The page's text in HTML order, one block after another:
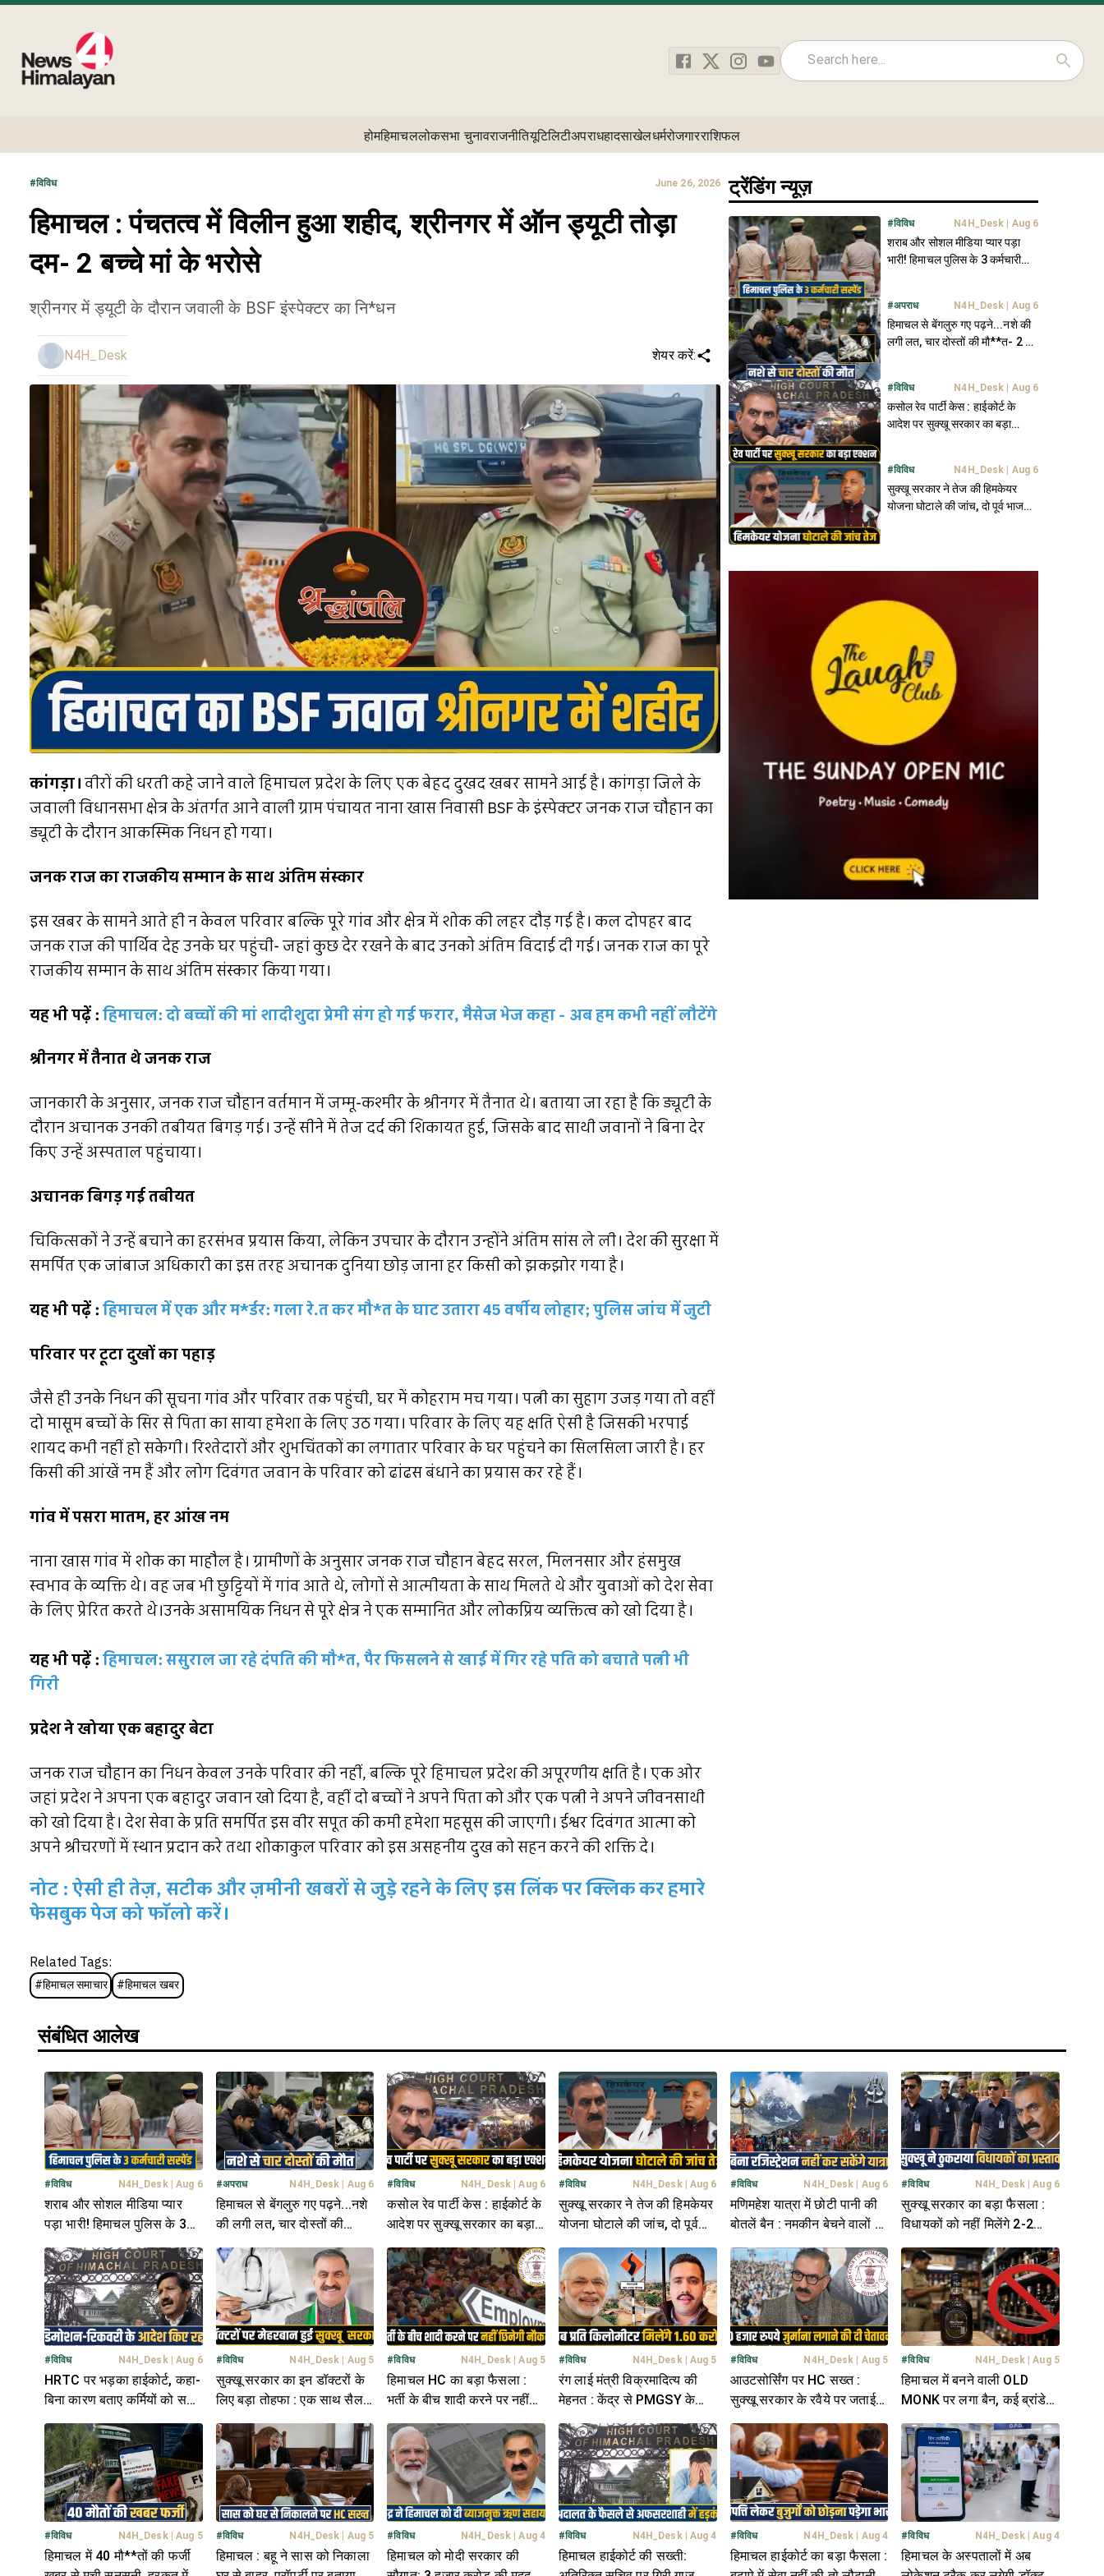
होमहिमाचललोकसभा चुनावराजनीतियूटिलिटीअपराधहादसाखेलधर्मरोजगारराशिफल
#विविध June 26, 2026
हिमाचल : पंचतत्व में विलीन हुआ शहीद, श्रीनगर में ऑन ड्यूटी तोड़ा
दम- 2 बच्चे मां के भरोसे
श्रीनगर में ड्यूटी के दौरान जवाली के BSF इंस्पेक्टर का नि*धन
N4H_Desk शेयर करें:
कांगड़ा।वीरों की धरती कहे जाने वाले हिमाचल प्रदेश के लिए एक बेहद दुखद खबर सामने आई है। कांगड़ा जिले के
जवाली विधानसभा क्षेत्र के अंतर्गत आने वाली ग्राम पंचायत नाना खास निवासी BSF के इंस्पेक्टर जनक राज चौहान का
ड्यूटी के दौरान आकस्मिक निधन हो गया।
जनक राज का राजकीय सम्मान के साथ अंतिम संस्कार
इस खबर के सामने आते ही न केवल परिवार बल्कि पूरे गांव और क्षेत्र में शोक की लहर दौड़ गई है। कल दोपहर बाद
जनक राज की पार्थिव देह उनके घर पहुंची- जहां कुछ देर रखने के बाद उनको अंतिम विदाई दी गई। जनक राज का पूरे
राजकीय सम्मान के साथ अंतिम संस्कार किया गया।
यह भी पढ़ें :हिमाचल: दो बच्चों की मां शादीशुदा प्रेमी संग हो गई फरार, मैसेज भेज कहा - अब हम कभी नहीं लौटेंगे
श्रीनगर में तैनात थे जनक राज
जानकारी के अनुसार, जनक राज चौहान वर्तमान में जम्मू-कश्मीर के श्रीनगर में तैनात थे। बताया जा रहा है कि ड्यूटी के
दौरान अचानक उनकी तबीयत बिगड़ गई। उन्हें सीने में तेज दर्द की शिकायत हुई, जिसके बाद साथी जवानों ने बिना देर
किए उन्हें अस्पताल पहुंचाया।
अचानक बिगड़ गई तबीयत
चिकित्सकों ने उन्हें बचाने का हरसंभव प्रयास किया, लेकिन उपचार के दौरान उन्होंने अंतिम सांस ले ली। देश की सुरक्षा में
समर्पित एक जांबाज अधिकारी का इस तरह अचानक दुनिया छोड़ जाना हर किसी को झकझोर गया है।
यह भी पढ़ें :हिमाचल में एक और म*र्डर: गला रे.त कर मौ*त के घाट उतारा 45 वर्षीय लोहार; पुलिस जांच में जुटी
परिवार पर टूटा दुखों का पहाड़
जैसे ही उनके निधन की सूचना गांव और परिवार तक पहुंची, घर में कोहराम मच गया। पत्नी का सुहाग उजड़ गया तो वहीं
दो मासूम बच्चों के सिर से पिता का साया हमेशा के लिए उठ गया। परिवार के लिए यह क्षति ऐसी है जिसकी भरपाई
शायद कभी नहीं हो सकेगी। रिश्तेदारों और शुभचिंतकों का लगातार परिवार के घर पहुंचने का सिलसिला जारी है। हर
किसी की आंखें नम हैं और लोग दिवंगत जवान के परिवार को ढांढस बंधाने का प्रयास कर रहे हैं।
गांव में पसरा मातम, हर आंख नम
नाना खास गांव में शोक का माहौल है। ग्रामीणों के अनुसार जनक राज चौहान बेहद सरल, मिलनसार और हंसमुख
स्वभाव के व्यक्ति थे। वह जब भी छुट्टियों में गांव आते थे, लोगों से आत्मीयता के साथ मिलते थे और युवाओं को देश सेवा
के लिए प्रेरित करते थे।उनके असामयिक निधन से पूरे क्षेत्र ने एक सम्मानित और लोकप्रिय व्यक्तित्व को खो दिया है।
यह भी पढ़ें :हिमाचल: ससुराल जा रहे दंपति की मौ*त, पैर फिसलने से खाई में गिर रहे पति को बचाते पत्नी भी
गिरी
प्रदेश ने खोया एक बहादुर बेटा
जनक राज चौहान का निधन केवल उनके परिवार की नहीं, बल्कि पूरे हिमाचल प्रदेश की अपूरणीय क्षति है। एक ओर
जहां प्रदेश ने अपना एक बहादुर जवान खो दिया है, वहीं दो बच्चों ने अपने पिता को और एक पत्नी ने अपने जीवनसाथी
को खो दिया है। देश सेवा के प्रति समर्पित इस वीर सपूत की कमी हमेशा महसूस की जाएगी। ईश्वर दिवंगत आत्मा को
अपने श्रीचरणों में स्थान प्रदान करे तथा शोकाकुल परिवार को इस असहनीय दुख को सहन करने की शक्ति दे।
नोट : ऐसी ही तेज़, सटीक और ज़मीनी खबरों से जुड़े रहने के लिए इस लिंक पर क्लिक कर हमारे
फेसबुक पेज को फॉलो करें।
Related Tags:
#हिमाचल समाचार #हिमाचल खबर
ट्रेंडिंग न्यूज़
#विविध N4H_Desk Aug 6
शराब और सोशल मीडिया प्यार पड़ा
भारी! हिमाचल पुलिस के 3 कर्मचारी
#अपराध N4H_Desk Aug 6
हिमाचल से बेंगलुरु गए पढ़ने...नशे की
लगी लत, चार दोस्तों की मौ**त- 2 को
#विविध N4H_Desk Aug 6
कसोल रेव पार्टी केस : हाईकोर्ट के
आदेश पर सुक्खू सरकार का बड़ा
#विविध N4H_Desk Aug 6
सुक्खू सरकार ने तेज की हिमकेयर
योजना घोटाले की जांच, दो पूर्व भाजपा
संबंधित आलेख
#विविध N4H_Desk| Aug 6
शराब और सोशल मीडिया प्यार
पड़ा भारी! हिमाचल पुलिस के 3
कर्मचारी सस्पेंड; बैठाई जांच
#अपराध N4H_Desk Aug 6
हिमाचल से बेंगलुरु गए पढ़ने...नशे
की लगी लत, चार दोस्तों की
मौ**त- 2 को परिवार ने बचाया
#विविध N4H_Desk Aug 6
कसोल रेव पार्टी केस : हाईकोर्ट के
आदेश पर सुक्खू सरकार का बड़ा
एक्शन- बदल डाले DC-SP
#विविध N4H_Desk| Aug 6
सुक्खू सरकार ने तेज की हिमकेयर
योजना घोटाले की जांच, दो पूर्व
भाजपा मंत्रियों के खंगाले जा रहे
रिकॉर्ड
#विविध N4H_Desk Aug 6
मणिमहेश यात्रा में छोटी पानी की
बोतलें बैन : नमकीन बेचने वालों की
भी लगेगी 'क्लास'
#विविध N4H_Desk Aug 6
सुक्खू सरकार का बड़ा फैसला :
विधायकों को नहीं मिलेंगे 2-2
PSO, फिजूलखर्ची बता टाली बात
#विविध N4H_Desk| Aug 6
HRTC पर भड़का हाईकोर्ट, कहा-
बिना कारण बताए कर्मियों को सजा
देना गलत; डिमोशन पर भी रोक
#विविध N4H_Desk Aug 5
सुक्खू सरकार का इन डॉक्टरों के
लिए बड़ा तोहफा : एक साथ सैलरी
में बढ़ाए 26,340 रुपये
#विविध N4H_Desk Aug 5
हिमाचल HC का बड़ा फैसला :
भर्ती के बीच शादी करने पर नहीं
जाएगी नौकरी, आरक्षण भी मिलेगा
#विविध N4H_Desk| Aug 5
रंग लाई मंत्री विक्रमादित्य की
मेहनत : केंद्र से PMGSY के
बजट में बड़ा इजाफा- मिलेंगे 2247
करोड़
#विविध N4H_Desk Aug 5
आउटसोर्सिंग पर HC सख्त :
सुक्खू सरकार के रवैये पर जताई
नाराजगी; ढिलाई पर लगाई
फटकार
#विविध N4H_Desk Aug 5
हिमाचल में बनने वाली OLD
MONK पर लगा बैन, कई ब्रांडेड
शराब भी बंद- जानें वजह
#विविध N4H_Desk| Aug 5
हिमाचल में 40 मौ**तों की फर्जी
#विविध N4H_Desk Aug 5
हिमाचल : बहू ने सास को निकाला
#विविध N4H_Desk Aug 4
हिमाचल को मोदी सरकार की
#विविध N4H_Desk| Aug 4
हिमाचल हाईकोर्ट की सख्ती:
#विविध N4H_Desk Aug 4
हिमाचल हाईकोर्ट का बड़ा फैसला :
#विविध N4H_Desk Aug 4
हिमाचल के अस्पतालों में अब